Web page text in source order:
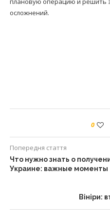
осложнений.
0
Попередня стаття
Что нужно знать о
Украине: важные моменты
Вініри: